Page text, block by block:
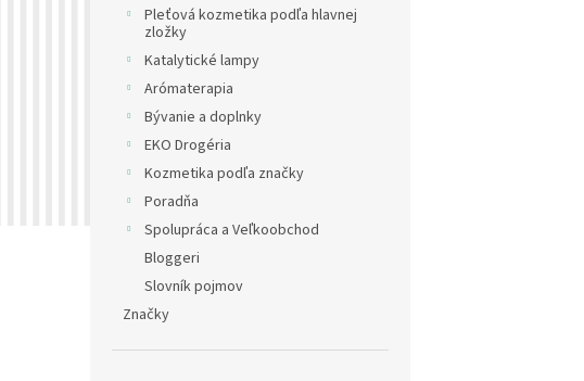
Pleťová kozmetika podľa hlavnej
zložky
Katalytické lampy
Arómaterapia
Bývanie a doplnky
EKO Drogéria
Kozmetika podľa značky
Poradňa
Spolupráca a Veľkoobchod
Bloggeri
Slovník pojmov
Značky